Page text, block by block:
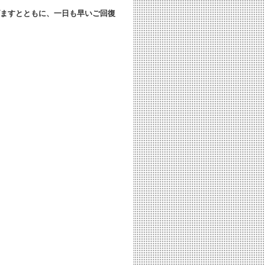
すとともに、 一日も早いご回復